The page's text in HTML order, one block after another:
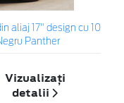
aliaj 17" design cu 10
Panther
Vizualizați
detalii